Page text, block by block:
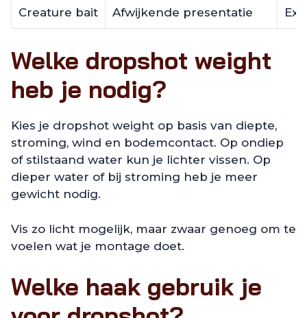
Creature bait Afwijkende presentatie
Welke dropshot weight
heb je nodig?
Kies je dropshot weight op basis van diepte,
stroming, wind en bodemcontact. Op ondiep
of stilstaand water kun je lichter vissen. Op
dieper water of bij stroming heb je meer
gewicht nodig.
Vis zo licht mogelijk, maar zwaar genoeg om te
voelen wat je montage doet.
Welke haak gebruik je